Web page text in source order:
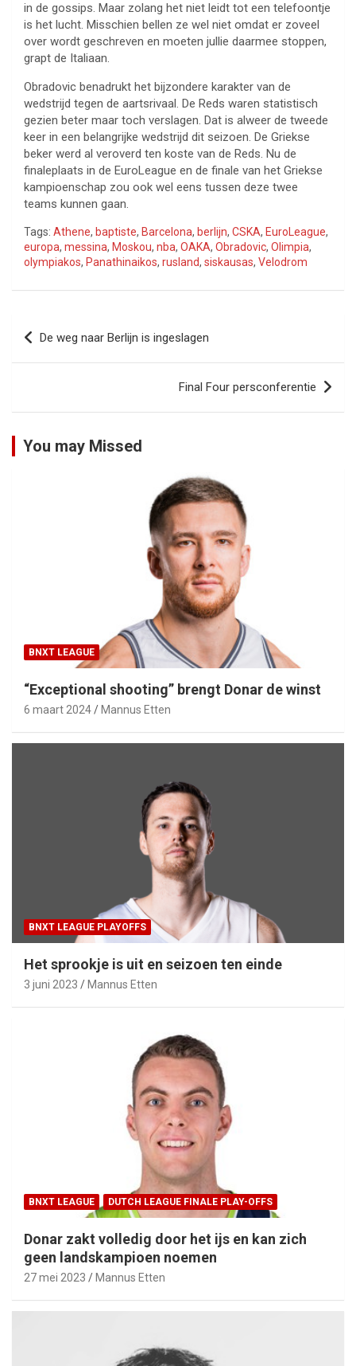
in de gossips. Maar zolang het niet leidt tot een telefoontje
is het lucht. Misschien bellen ze wel niet omdat er zoveel
over wordt geschreven en moeten jullie daarmee stoppen,
grapt de Italiaan.
Obradovic benadrukt het bijzondere karakter van de
wedstrijd tegen de aartsrivaal. De Reds waren statistisch
gezien beter maar toch verslagen. Dat is alweer de tweede
keer in een belangrijke wedstrijd dit seizoen. De Griekse
beker werd al veroverd ten koste van de Reds. Nu de
finaleplaats in de EuroLeague en de finale van het Griekse
kampioenschap zou ook wel eens tussen deze twee
teams kunnen gaan.
Tags: Athene, baptiste, Barcelona, berlijn, CSKA, EuroLeague,
europa, messina, Moskou, nba, OAKA, Obradovic, Olimpia,
olympiakos, Panathinaikos, rusland, siskausas, Velodrom
Bericht
navigatie
De weg naar Berlijn is ingeslagen
Final Four persconferentie
You may Missed
BNXT LEAGUE
“Exceptional shooting” brengt Donar de winst
6 maart 2024 Mannus Etten
BNXT LEAGUE PLAYOFFS
Het sprookje is uit en seizoen ten einde
3 juni 2023 Mannus Etten
BNXT LEAGUE DUTCH LEAGUE FINALE PLAY-OFFS
Donar zakt volledig door het ijs en kan zich
geen landskampioen noemen
27 mei 2023 Mannus Etten